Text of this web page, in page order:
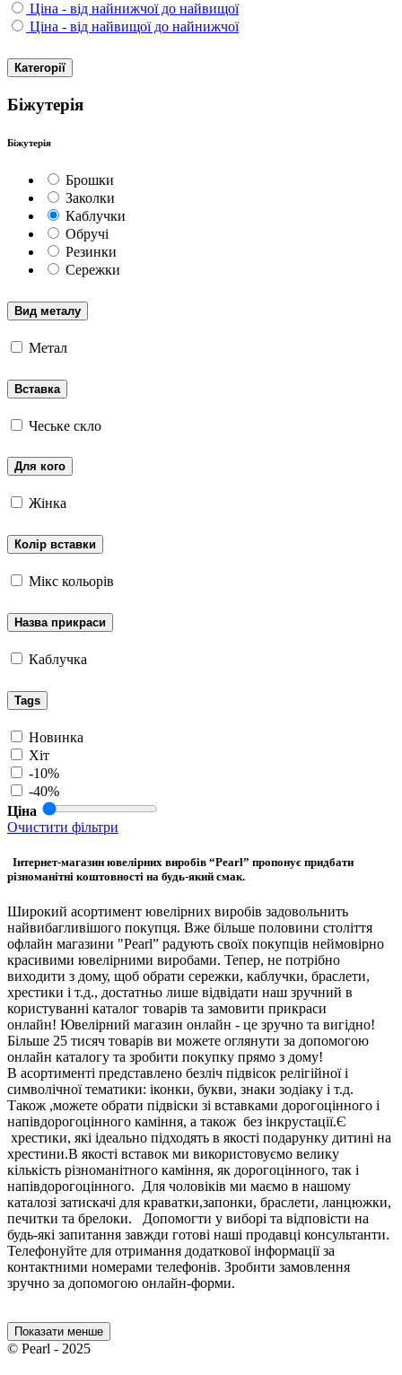
Ціна - від найнижчої до найвищої
Ціна - від найвищої до найнижчої
Категорії
Біжутерія
Біжутерія
Брошки
Заколки
Каблучки
Обручі
Резинки
Сережки
Вид металу
Метал
Вставка
Чеське скло
Для кого
Жінка
Колір вставки
Мікс кольорів
Назва прикраси
Каблучка
Tags
Новинка
Хіт
-10%
-40%
Ціна
Очистити фільтри
Інтернет-магазин ювелірних виробів “Pearl” пропонує придбати
різноманітні коштовності на будь-який смак.
Широкий асортимент ювелірних виробів задовольнить
найвибагливішого покупця. Вже більше половини століття
офлайн магазини "Pearl” радують своїх покупців неймовірно
красивими ювелірними виробами. Тепер, не потрібно
виходити з дому, щоб обрати сережки, каблучки, браслети,
хрестики і т.д., достатньо лише відвідати наш зручний в
користуванні каталог товарів та замовити прикраси
онлайн! Ювелірний магазин онлайн - це зручно та вигідно!
Більше 25 тисяч товарів ви можете оглянути за допомогою
онлайн каталогу та зробити покупку прямо з дому!
В асортименті представлено безліч підвісок релігійної і
символічної тематики: іконки, букви, знаки зодіаку і т.д.
Також ,можете обрати підвіски зі вставками дорогоцінного і
напівдорогоцінного каміння, а також без інкрустації.Є
хрестики, які ідеально підходять в якості подарунку дитині на
хрестини.В якості вставок ми використовуємо велику
кількість різноманітного каміння, як дорогоцінного, так і
напівдорогоцінного. Для чоловіків ми маємо в нашому
каталозі затискачі для краватки,запонки, браслети, ланцюжки,
печитки та брелоки. Допомогти у виборі та відповісти на
будь-які запитання завжди готові наші продавці консультанти.
Телефонуйте для отримання додаткової інформації за
контактними номерами телефонів. Зробити замовлення
зручно за допомогою онлайн-форми.
Показати менше
© Pearl - 2025